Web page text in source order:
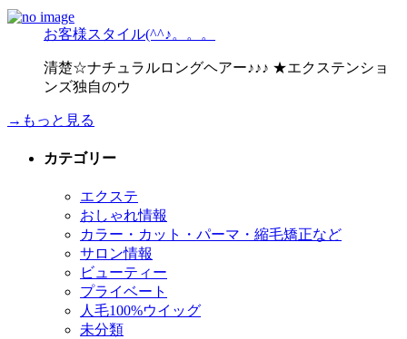
お客様スタイル(^^♪。。。
清楚☆ナチュラルロングヘアー♪♪♪ ★エクステンショ
ンズ独自のウ
→もっと見る
カテゴリー
エクステ
おしゃれ情報
カラー・カット・パーマ・縮毛矯正など
サロン情報
ビューティー
プライベート
人毛100%ウイッグ
未分類